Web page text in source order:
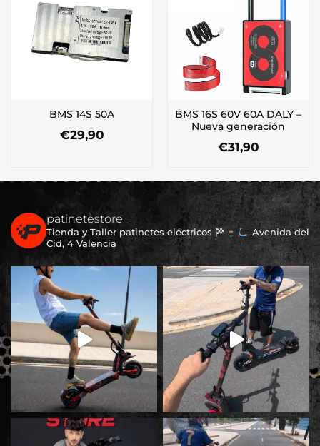
BMS 14S 50A
€29,90
BMS 16S 60V 60A DALY –
Nueva generación
€31,90
patinetestore_
Tienda y Taller patinetes eléctricos
Avenida del
Cid, 4 Valencia